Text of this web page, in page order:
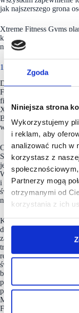
Zgoda
Niniejsza strona
Wykorzystujemy
i reklam, aby
analizować ruch w
korzystasz z
Partnerzy mogą
otrzymanymi od
korzystania z ich
jak najszerszego grona
Xtreme Fitness Gyms
klubów do 2027 roku,
na pozycji lidera
100 klubów w portfolio
Do Xtreme Brands
Fitness Gyms to
fitness oparta na
Xtreme Brands stoi
Board, który swój
w 2012 r. Funkcję CEO
Obecnie sieć zrzesza
Sieć współpracuje z
jest otwarcie 227
W misjęXtreme Fitness
i integracja lokalnej
świadomości na temat
na zdrowie oraz
Każdy obiekt dostarcza
dostęp do
zajęcia fitness w cenie
treningową VOD,
renomowanych
świadczonych usług
branżowych wyróżnień,
przyznawany na
prowadzonych przez
Media Press czy
Franczyzodawców.